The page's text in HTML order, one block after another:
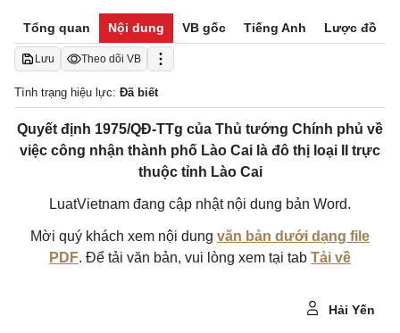
Tổng quan Nội dung VB gốc Tiếng Anh Lược đồ
Lưu Theo dõi VB
Tình trạng hiệu lực: Đã biết
Quyết định 1975/QĐ-TTg của Thủ tướng Chính phủ về
việc công nhận thành phố Lào Cai là đô thị loại II trực
thuộc tỉnh Lào Cai
LuatVietnam đang cập nhật nội dung bản Word.
Mời quý khách xem nội dung văn bản dưới dạng file
PDF. Để tải văn bản, vui lòng xem tại tab Tải về
Hải Yến